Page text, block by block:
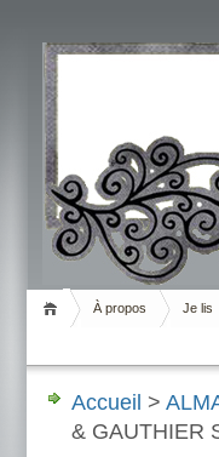
Livrement
À propos Je lis
Accueil >
& GAUTHIER